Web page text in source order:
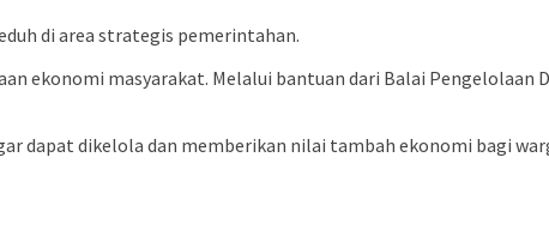
di area strategis pemerintahan.
ekonomi masyarakat. Melalui bantuan dari Balai Pengelolaan
dapat dikelola dan memberikan nilai tambah ekonomi bagi